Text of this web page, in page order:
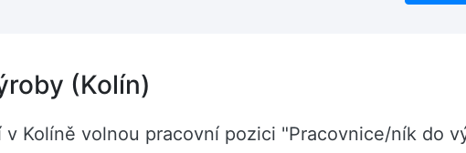
(Kolín)
v Kolíně volnou pracovní pozici "Pracovnice/ník do